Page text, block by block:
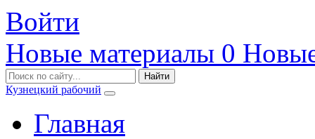
Войти
Новые материалы 0
Кузнецкий рабочий
Главная